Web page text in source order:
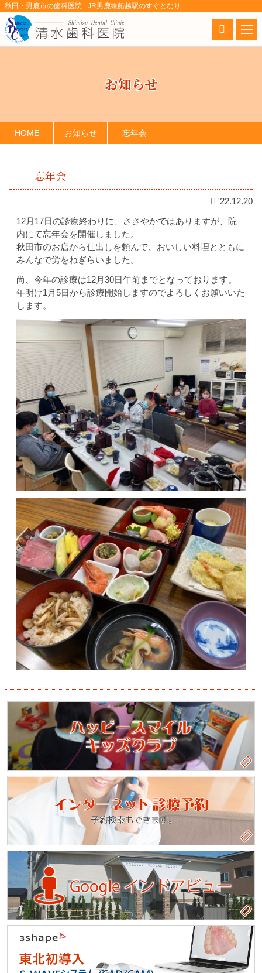
秋田・男鹿市の歯科医院 - JR男鹿線船越駅のすぐとなり
お知らせ
HOME お知らせ 忘年会
忘年会
'22.12.20
12月17日の診療終わりに、ささやかではありますが、院
内にて忘年会を開催しました。
秋田市のお店から仕出しを頼んで、おいしい料理とともに
みんなで労をねぎらいました。
尚、今年の診療は12月30日午前までとなっております。
年明け1月5日から診療開始しますのでよろしくお願いいた
します。